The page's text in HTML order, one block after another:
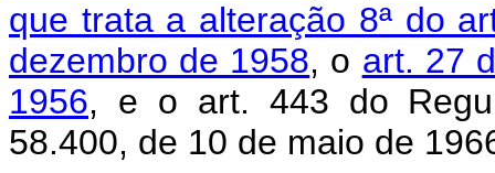
que trata a alteração 8ª do
dezembro de 1958, o art. 27
1956, e o art. 443 do
58.400, de 10 de maio de